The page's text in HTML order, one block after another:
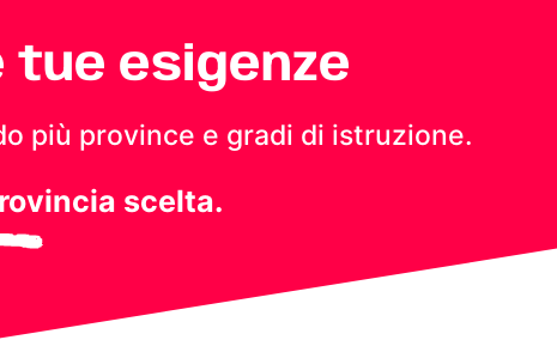
tue esigenze
più province e gradi di istruzione.
scelta.